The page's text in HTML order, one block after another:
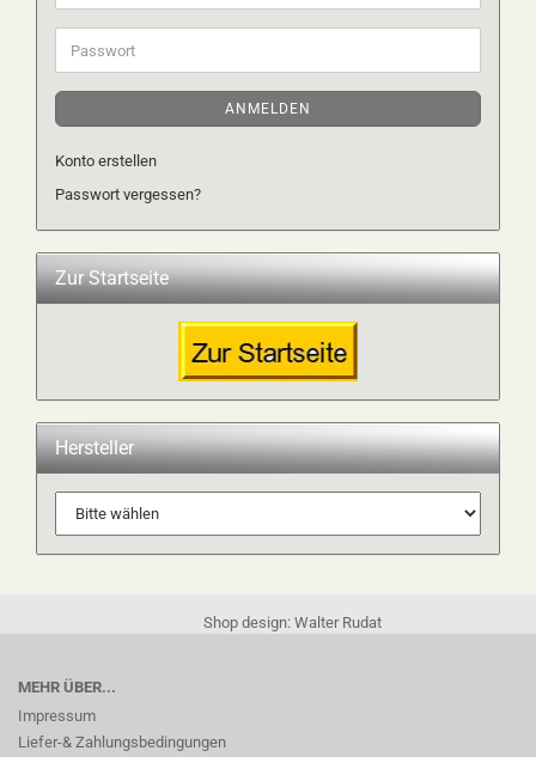
Mail-
Adresse
Passwort
ANMELDEN
Konto erstellen
Passwort vergessen?
Zur Startseite
Hersteller
Shop design: Walter Rudat
MEHR ÜBER...
Impressum
Liefer-& Zahlungsbedingungen